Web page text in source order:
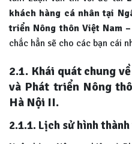
khách hàng cá nhân tại
triển Nông thôn Việt Nam
chắc hẳn sẽ cho các bạn cái
2.1. Khái quát chung
và Phát triển Nông
Hà Nội II.
2.1.1. Lịch sử hình